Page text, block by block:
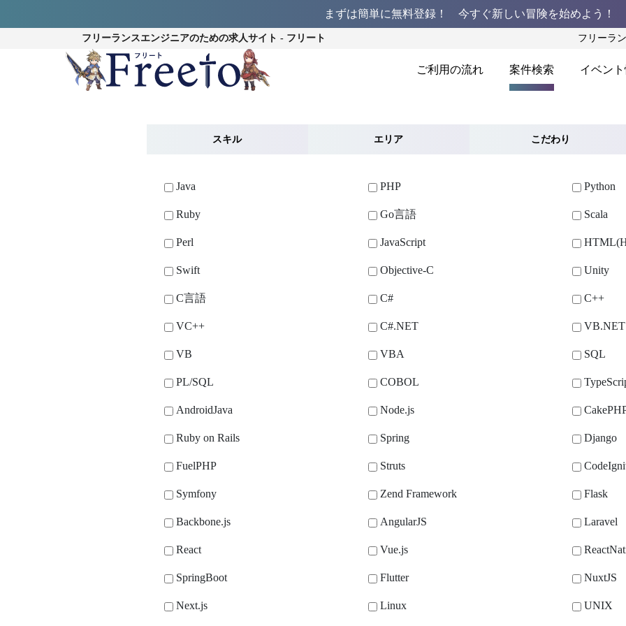
まずは簡単に無料登録！ 今すぐ新しい冒険を始めよう！
フリーランスエンジニアのための求人サイト - フリート フリーラ
ご利用の流れ 案件検索 イベン
スキル エリア こだわり
Java PHP Python
Ruby Go言語 Scala
Perl JavaScript
Swift Objective-C Unity
C言語 C# C++
VC++ C#.NET VB.NET
VB VBA SQL
PL/SQL COBOL
AndroidJava Node.js
Ruby on Rails Spring Django
FuelPHP Struts
Symfony Zend Framework Flask
Backbone.js AngularJS Laravel
React Vue.js
SpringBoot Flutter NuxtJS
Next.js Linux UNIX